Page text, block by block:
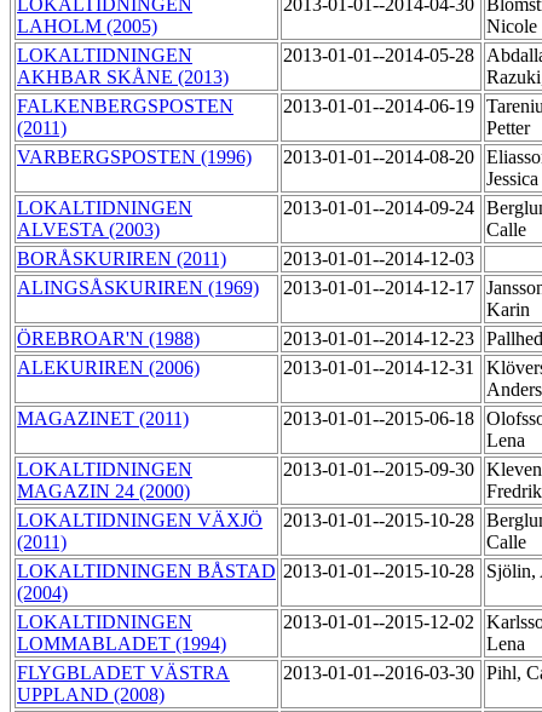
LOKALTIDNINGEN
LAHOLM (2005)
2013-01-01--2014-04-30
Nicole
LOKALTIDNINGEN
AKHBAR SKÅNE (2013)
2013-01-01--2014-05-28
FALKENBERGSPOSTEN
(2011)
2013-01-01--2014-06-19
Petter
VARBERGSPOSTEN (1996)
2013-01-01--2014-08-20
Jessica
LOKALTIDNINGEN
ALVESTA (2003)
2013-01-01--2014-09-24
Calle
BORÅSKURIREN (2011)
2013-01-01--2014-12-03
ALINGSÅSKURIREN (1969)
2013-01-01--2014-12-17
Karin
ÖREBROAR'N (1988)
2013-01-01--2014-12-23
ALEKURIREN (2006)
2013-01-01--2014-12-31
MAGAZINET (2011)
2013-01-01--2015-06-18
Lena
LOKALTIDNINGEN
MAGAZIN 24 (2000)
2013-01-01--2015-09-30
LOKALTIDNINGEN VÄXJÖ
(2011)
2013-01-01--2015-10-28
Calle
LOKALTIDNINGEN BÅSTAD
(2004)
2013-01-01--2015-10-28 Sjölin,
LOKALTIDNINGEN
LOMMABLADET (1994)
2013-01-01--2015-12-02
Lena
FLYGBLADET VÄSTRA
UPPLAND (2008)
2013-01-01--2016-03-30 Pihl,